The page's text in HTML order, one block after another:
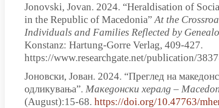
Jonovski, Jovan. 2024. “Heraldisation of
in the Republic of Macedonia” At the
Individuals and Families Reflected by
Konstanz: Hartung-Gorre Verlag, 409-427.
https://www.researchgate.net/publication/
Јоновски, Јован. 2024. “Преглед на
одликувања”. Мaкедонски хералд –
(August):15-68. https://doi.org/10.47763/